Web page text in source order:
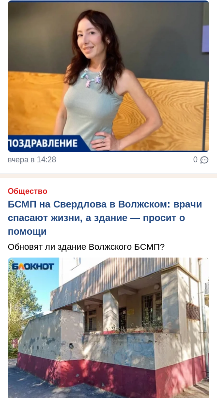
вчера в 14:28 0
Общество
БСМП на Свердлова в Волжском: врачи
спасают жизни, а здание — просит о
помощи
Обновят ли здание Волжского БСМП?